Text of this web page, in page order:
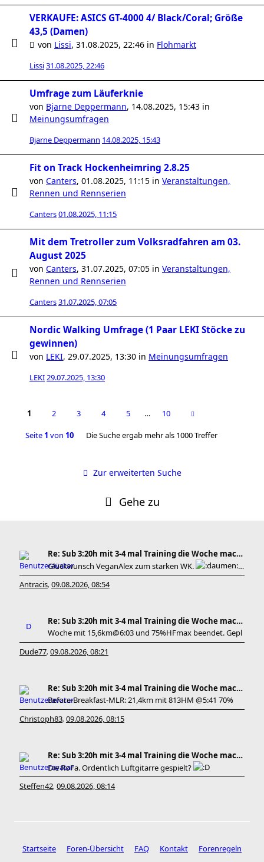
VERKAUFE: ASICS GT-4000 4/ Black/Coral; Größe
43,5 (Damen)
von Lissi, 31.08.2025, 22:46 in Flohmarkt
Lissi31.08.2025, 22:46
Umfrage zum Läuferknie
von Bjarne Deppermann, 14.08.2025, 15:43 in
Meinungsumfragen
Bjarne Deppermann 14.08.2025, 15:43
Fit on Track Hockenheimring 2.8.25
von Canters, 01.08.2025, 11:15 in Veranstaltungen,
Rennen und Rennserien
Canters01.08.2025, 11:15
Mit dem Tretroller zum Volksradfahren am 03.
August 2025
von Canters, 31.07.2025, 07:05 in Veranstaltungen,
Rennen und Rennserien
Canters31.07.2025, 07:05
Nordic Walking Umfrage (1 Paar LEKI Stöcke zu
gewinnen)
von LEKI, 29.07.2025, 13:30 in Meinungsumfragen
LEKI29.07.2025, 13:30
1 2 3 4 5 … 10
Seite 1 von 10 Die Suche ergab mehr als 1000 Treffer
Zur erweiterten Suche
Gehe zu
Re: Sub 3:20h mit 3-4 mal Training die Woche machb
Glückwunsch VeganAlex zum starken WK.
Be
Antracis, 09.08.2026, 08:54
Re: Sub 3:20h mit 3-4 mal Training die Woche machb
Woche mit 15,6km@6:03 und 75%HFmax beendet. Gepl
Dude77, 09.08.2026, 08:21
Re: Sub 3:20h mit 3-4 mal Training die Woche machb
Before-Breakfast-MLR: 21,4km mit 813HM @5:41 70%
Christoph83, 09.08.2026, 08:15
Re: Sub 3:20h mit 3-4 mal Training die Woche machb
Die RoFa. Ordentlich Luftgitarre gespielt?
Steffen42, 09.08.2026, 08:14
Startseite Foren-Übersicht FAQ Kontakt
Forenregeln